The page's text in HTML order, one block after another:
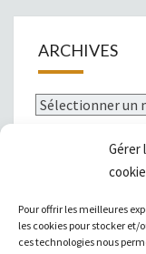
Gérer
Pour offrir les meilleures
les cookies pour stocker
ces technologies nous
ARCHIVES
Archives